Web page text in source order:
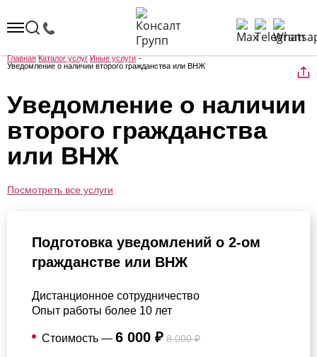
Главная Каталог услуг Иные услуги
Уведомление о наличии второго гражданства или ВНЖ
Уведомление о наличии
второго гражданства
или ВНЖ
Посмотреть все услуги
Подготовка уведомлений о 2-ом
гражданстве или ВНЖ
Дистанционное сотрудничество
Опыт работы более 10 лет
Стоимость — 6 000 ₽ 8 000 ₽